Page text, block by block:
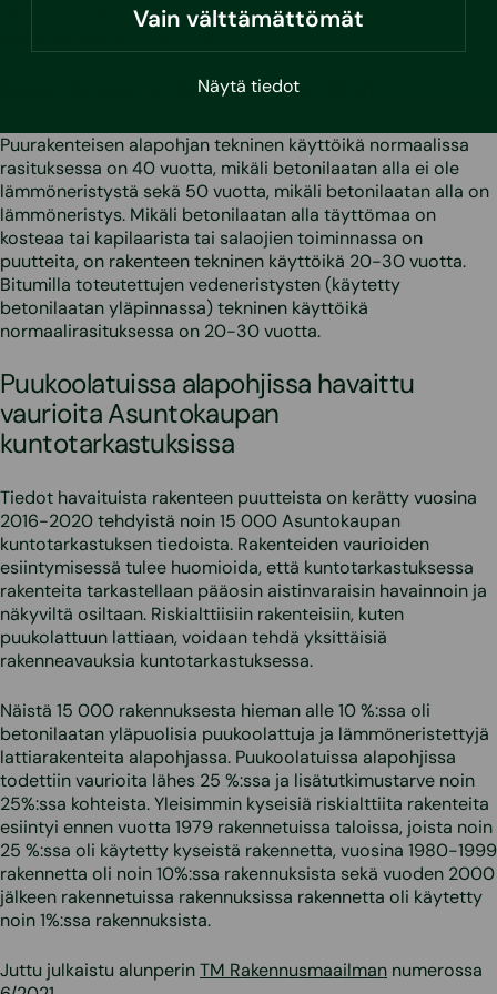
Vain välttämättömät
Näytä tiedot
ilmavuotojen mukana sisäilmaan kulkeutuvista
Rakenteella on tekninen käyttöikä
Puurakenteisen alapohjan tekninen käyttöikä normaalissa
rasituksessa on 40 vuotta, mikäli betonilaatan alla ei ole
lämmöneristystä sekä 50 vuotta, mikäli betonilaatan alla on
lämmöneristys. Mikäli betonilaatan alla täyttömaa on
kosteaa tai kapilaarista tai salaojien toiminnassa on
puutteita, on rakenteen tekninen käyttöikä 20-30 vuotta.
Bitumilla toteutettujen vedeneristysten (käytetty
betonilaatan yläpinnassa) tekninen käyttöikä
normaalirasituksessa on 20-30 vuotta.
Puukoolatuissa alapohjissa havaittu
vaurioita Asuntokaupan
kuntotarkastuksissa
Tiedot havaituista rakenteen puutteista on kerätty vuosina
2016-2020 tehdyistä noin 15 000 Asuntokaupan
kuntotarkastuksen tiedoista. Rakenteiden vaurioiden
esiintymisessä tulee huomioida, että kuntotarkastuksessa
rakenteita tarkastellaan pääosin aistinvaraisin havainnoin ja
näkyviltä osiltaan. Riskialttiisiin rakenteisiin, kuten
puukolattuun lattiaan, voidaan tehdä yksittäisiä
rakenneavauksia kuntotarkastuksessa.
Näistä 15 000 rakennuksesta hieman alle 10 %:ssa oli
betonilaatan yläpuolisia puukoolattuja ja lämmöneristettyjä
lattiarakenteita alapohjassa. Puukoolatuissa alapohjissa
todettiin vaurioita lähes 25 %:ssa ja lisätutkimustarve noin
25%:ssa kohteista. Yleisimmin kyseisiä riskialttiita rakenteita
esiintyi ennen vuotta 1979 rakennetuissa taloissa, joista noin
25 %:ssa oli käytetty kyseistä rakennetta, vuosina 1980-1999
rakennetta oli noin 10%:ssa rakennuksista sekä vuoden 2000
jälkeen rakennetuissa rakennuksissa rakennetta oli käytetty
noin 1%:ssa rakennuksista.
Juttu julkaistu alunperinTM Rakennusmaailman numerossa